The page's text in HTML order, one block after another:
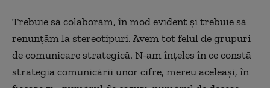
Trebuie să colaborăm, în mod evident și trebuie să
renunțăm la stereotipuri. Avem tot felul de grupuri
de comunicare strategică. N-am înțeles în ce constă
strategia comunicării unor cifre, mereu aceleași, în